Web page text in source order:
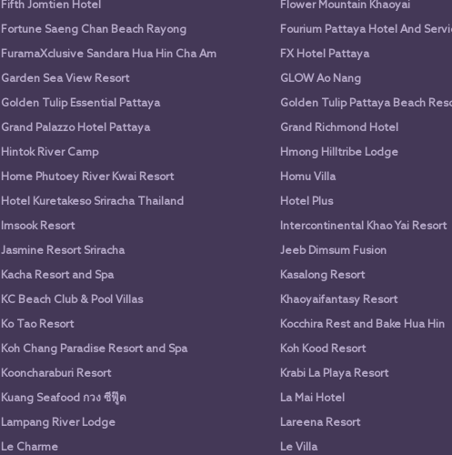
Fifth Jomtien Hotel Flower Mountain Khaoyai
Fortune Saeng Chan Beach Rayong Fourium Pattaya Hotel And
FuramaXclusive Sandara Hua Hin Cha Am FX Hotel Pattaya
Garden Sea View Resort GLOW Ao Nang
Golden Tulip Essential Pattaya Golden Tulip Pattaya Beach
Grand Palazzo Hotel Pattaya Grand Richmond Hotel
Hintok River Camp Hmong Hilltribe Lodge
Home Phutoey River Kwai Resort Homu Villa
Hotel Kuretakeso Sriracha Thailand Hotel Plus
Imsook Resort Intercontinental Khao Yai Resort
Jasmine Resort Sriracha Jeeb Dimsum Fusion
Kacha Resort and Spa Kasalong Resort
KC Beach Club & Pool Villas Khaoyaifantasy Resort
Ko Tao Resort Kocchira Rest and Bake Hua Hin
Koh Chang Paradise Resort and Spa Koh Kood Resort
Kooncharaburi Resort Krabi La Playa Resort
Kuang Seafood กวง ซีฟู๊ด La Mai Hotel
Lampang River Lodge Lareena Resort
Le Charme Le Villa